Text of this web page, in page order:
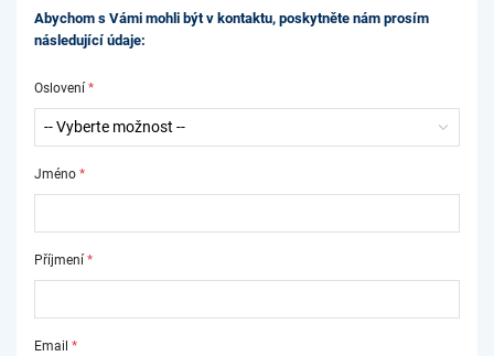
Abychom s Vámi mohli být v kontaktu, poskytněte nám prosím
následující údaje:
Oslovení *
Jméno *
Příjmení *
Email *